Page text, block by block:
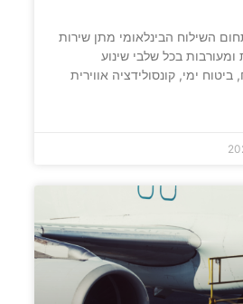
השילוח הבינלאומי מתן שירות
בכל שלבי שינוע
ימי, קונסולידציה אווירית